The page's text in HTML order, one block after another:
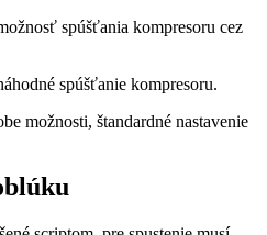
spúšťania kompresoru cez
spúšťanie kompresoru.
možnosti, štandardné nastavenie